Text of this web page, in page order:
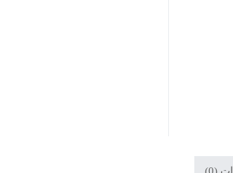
(0)